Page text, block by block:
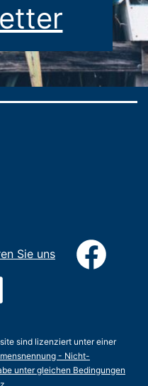
Sie uns
sind lizenziert unter einer
- Nicht-
unter gleichen Bedingungen